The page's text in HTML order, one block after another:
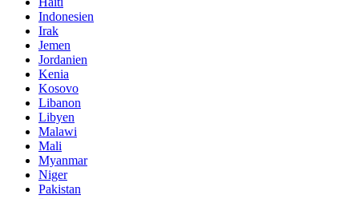
Indonesien
Irak
Jemen
Jordanien
Kenia
Kosovo
Libanon
Libyen
Malawi
Mali
Myanmar
Niger
Pakistan